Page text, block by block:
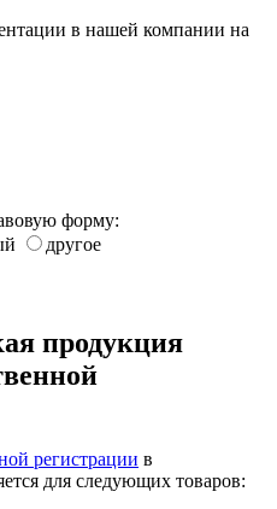
в нашей компании на
форму:
другое
продукция
регистрации в
для следующих товаров: